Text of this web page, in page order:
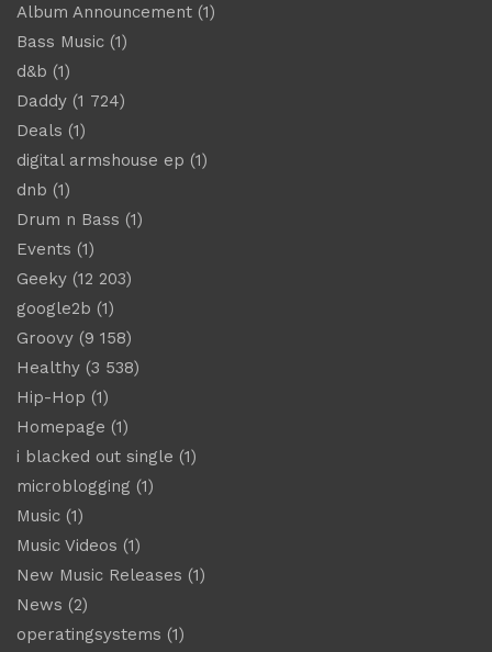
Album Announcement (1)
Bass Music (1)
d&b (1)
Daddy (1 724)
Deals (1)
digital armshouse ep (1)
dnb (1)
Drum n Bass (1)
Events (1)
Geeky (12 203)
google2b (1)
Groovy (9 158)
Healthy (3 538)
Hip-Hop (1)
Homepage (1)
i blacked out single (1)
microblogging (1)
Music (1)
Music Videos (1)
New Music Releases (1)
News (2)
operatingsystems (1)